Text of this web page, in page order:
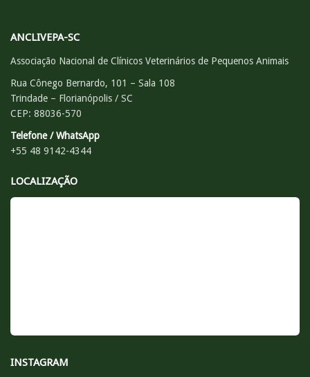
ANCLIVEPA-SC
Associação Nacional de Clínicos Veterinários de Pequenos Animais
Rua Cônego Bernardo, 101 – Sala 108
Trindade – Florianópolis / SC
CEP: 88036-570
Telefone / WhatsApp
+55 48 9142-4344
LOCALIZAÇÃO
INSTAGRAM